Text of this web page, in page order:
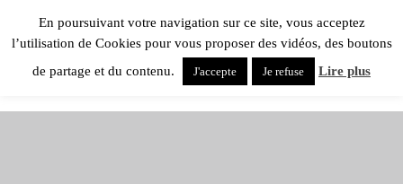
En poursuivant votre navigation sur ce site, vous acceptez
l’utilisation de Cookies pour vous proposer des vidéos, des boutons
de partage et du contenu.
J'accepte Je refuse Lire plus